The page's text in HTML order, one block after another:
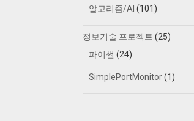
알고리즘/AI (101)
정보기술 프로젝트 (25)
파이썬 (24)
SimplePortMonitor(1)